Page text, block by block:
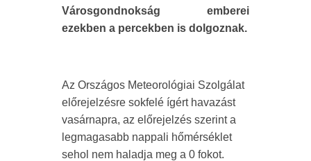
Városgondnokság emberei
ezekben a percekben is dolgoznak.
Az Országos Meteorológiai Szolgálat
előrejelzésre sokfelé ígért havazást
vasárnapra, az előrejelzés szerint a
legmagasabb nappali hőmérséklet
sehol nem haladja meg a 0 fokot.